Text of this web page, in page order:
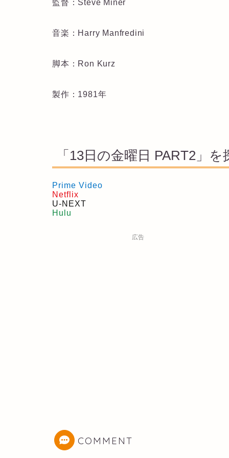
監督：Steve Miner
音楽：Harry Manfredini
脚本：Ron Kurz
製作：1981年
「13日の金曜日 PART2」を
Prime Video
Netflix
U-NEXT
Hulu
広告
COMMENT